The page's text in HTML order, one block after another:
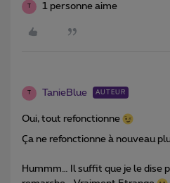
1 personne aime
TanieBlue AUTEUR
Oui, tout refonctionne
Ça ne refonctionne à nouveau
Hummm… Il suffit que je le dise